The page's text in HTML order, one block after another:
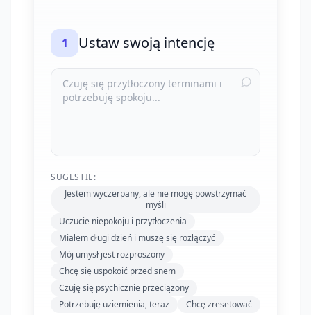
1 Ustaw swoją intencję
SUGESTIE:
Jestem wyczerpany, ale nie mogę powstrzymać
myśli
Uczucie niepokoju i przytłoczenia
Miałem długi dzień i muszę się rozłączyć
Mój umysł jest rozproszony
Chcę się uspokoić przed snem
Czuję się psychicznie przeciążony
Potrzebuję uziemienia, teraz
Chcę zresetować